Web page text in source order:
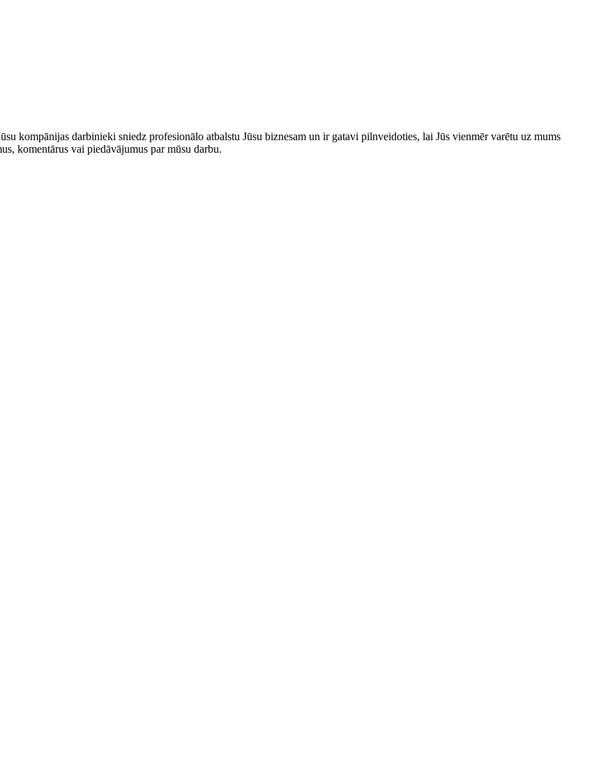
kompānijas darbinieki sniedz profesionālo atbalstu Jūsu biznesam un ir gatavi pilnveidoties, lai Jūs vienmēr varētu uz mums
komentārus vai piedāvājumus par mūsu darbu.